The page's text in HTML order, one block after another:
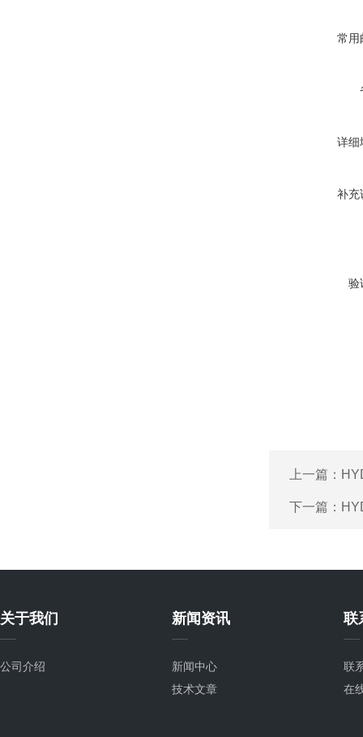
常用
详细
补充
验
上一篇：
下一篇：
关于我们
公司介绍
新闻资讯
新闻中心
技术文章
联
联
在